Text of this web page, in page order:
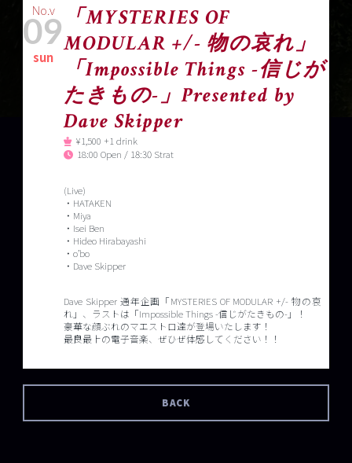
No.v
09
sun
「MYSTERIES OF
MODULAR +/- 物の哀れ」
「Impossible Things -信じが
たきもの-」Presented by
Dave Skipper
¥1,500 +1 drink
18:00 Open / 18:30 Strat
(Live)
・HATAKEN
・Miya
・Isei Ben
・Hideo Hirabayashi
・o’bo
・Dave Skipper
Dave Skipper 通年企画「MYSTERIES OF MODULAR +/- 物の哀
れ」、ラストは「Impossible Things -信じがたきもの-」！
豪華な顔ぶれのマエストロ達が登場いたします！
最良最上の電子音楽、ぜひぜ体感してください！！
BACK